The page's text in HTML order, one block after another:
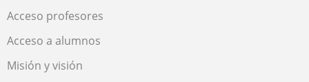
Acceso profesores
Acceso a alumnos
Misión y visión